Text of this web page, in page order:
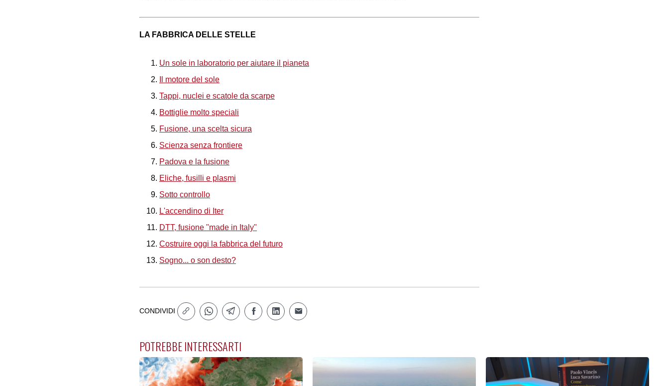
LA FABBRICA DELLE STELLE
Un sole in laboratorio per aiutare il pianeta
Il motore del sole
Tappi, nuclei e scatole da scarpe
Bottiglie molto speciali
Fusione, una scelta sicura
Scienza senza frontiere
Padova e la fusione
Eliche, fusilli e plasmi
Sotto controllo
L'accendino di Iter
DTT, fusione "made in Italy"
Costruire oggi la fabbrica del futuro
Sogno... o son desto?
CONDIVIDI
POTREBBE INTERESSARTI